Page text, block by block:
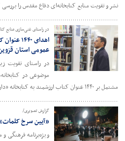
نشر و تقویت منابع کتابخانه‌ای دفاع مقدس را بررسی
در راستای غنی‌سازی منابع
اهدای
عمومی استان
در راستای تقویت
موضوعی در
مشتمل بر ۱۴۴۰ عنوان کتاب ارزشمند به کتابخانه «دارالعباس» شریفیه اهدا شد.
گزارش تصویری/
«آیین سرخ
ویژه‌برنامه فرهنگی